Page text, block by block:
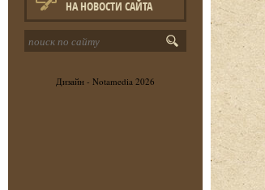
НА НОВОСТИ САЙТА
Дизайн - Notamedia 2026